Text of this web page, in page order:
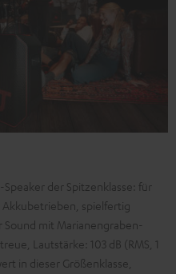
der Spitzenklasse: für
Akkubetrieben, spielfertig
mit Marianengraben-
Lautstärke: 103 dB (RMS, 1
in dieser Größenklasse,